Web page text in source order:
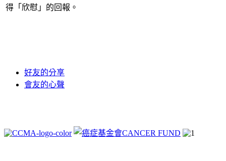
得「欣慰」的回報。
好友的分享
會友的心聲